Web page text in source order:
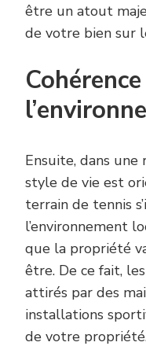
être un atout
de votre bien sur
Ensuite, dans une
style de vie est
terrain de tennis
l’environnement
que la propriété
être. De ce fait,
attirés par des
installations
de votre